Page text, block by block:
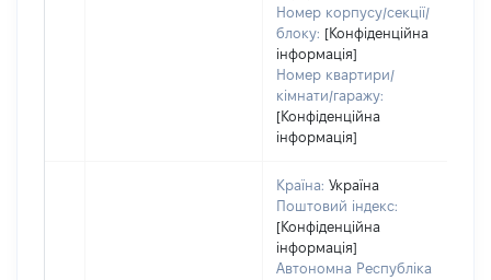
Номер корпусу/секції/
блоку: [Конфіденційна
інформація]
Номер квартири/
кімнати/гаражу:
[Конфіденційна
інформація]
Країна: Україна
Поштовий індекс:
[Конфіденційна
інформація]
Автономна Республіка